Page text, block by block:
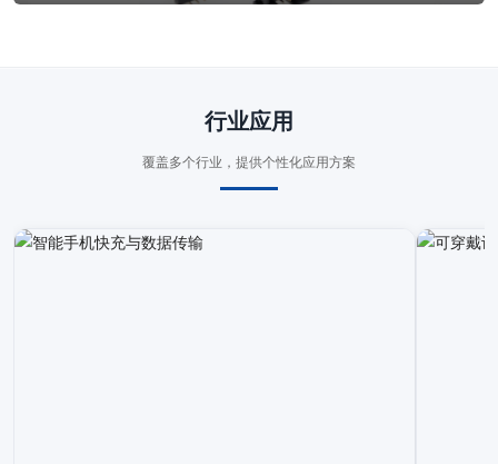
行业应用
覆盖多个行业，提供个性化应用方案